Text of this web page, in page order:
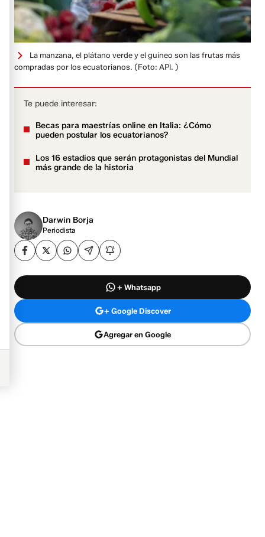
La manzana, el plátano verde y el guineo son las frutas más
compradas por los ecuatorianos. (Foto: API. )
Te puede interesar:
Becas para maestrías online en Italia: ¿Cómo
pueden postular los ecuatorianos?
Los 16 estadios que serán protagonistas del Mundial
más grande de la historia
Darwin Borja
Periodista
+ Whatsapp
+ Google Discover
Agregar en Google